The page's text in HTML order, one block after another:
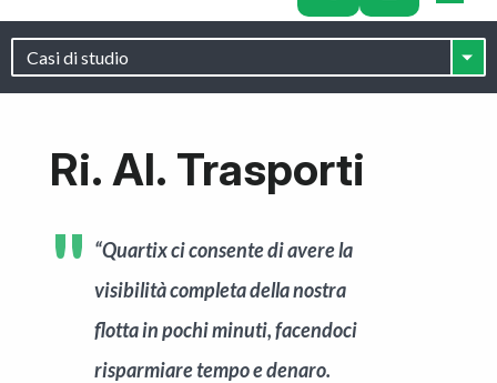
Ri. Al. Trasporti
“Quartix ci consente di avere la
visibilità completa della nostra
flotta in pochi minuti, facendoci
risparmiare tempo e denaro.
Calcolatori
Risorse